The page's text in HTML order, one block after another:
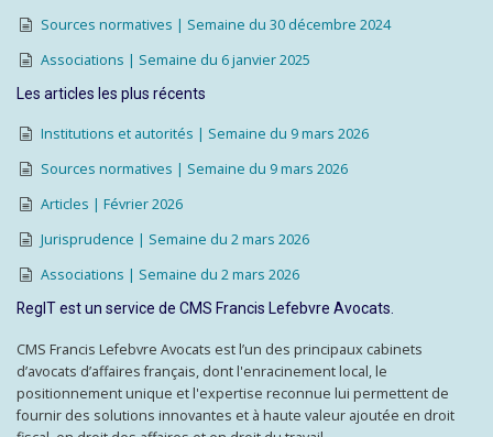
Sources normatives | Semaine du 30 décembre 2024
Associations | Semaine du 6 janvier 2025
Les articles les plus récents
Institutions et autorités | Semaine du 9 mars 2026
Sources normatives | Semaine du 9 mars 2026
Articles | Février 2026
Jurisprudence | Semaine du 2 mars 2026
Associations | Semaine du 2 mars 2026
RegIT est un service de CMS Francis Lefebvre Avocats.
CMS Francis Lefebvre Avocats est l’un des principaux cabinets
d’avocats d’affaires français, dont l'enracinement local, le
positionnement unique et l'expertise reconnue lui permettent de
fournir des solutions innovantes et à haute valeur ajoutée en droit